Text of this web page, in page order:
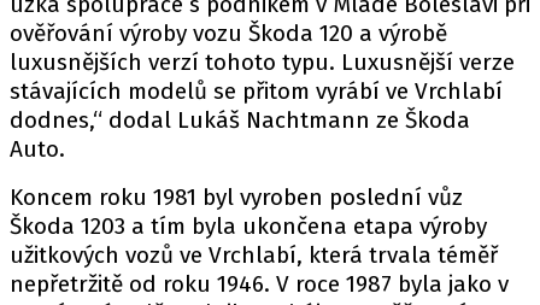
ověřování výroby vozu Škoda 120 a výrobě
luxusnějších verzí tohoto typu. Luxusnější verze
stávajících modelů se přitom vyrábí ve Vrchlabí
dodnes,“ dodal Lukáš Nachtmann ze Škoda
Auto.
Koncem roku 1981 byl vyroben poslední vůz
Škoda 1203 a tím byla ukončena etapa výroby
užitkových vozů ve Vrchlabí, která trvala téměř
nepřetržitě od roku 1946. V roce 1987 byla jako v